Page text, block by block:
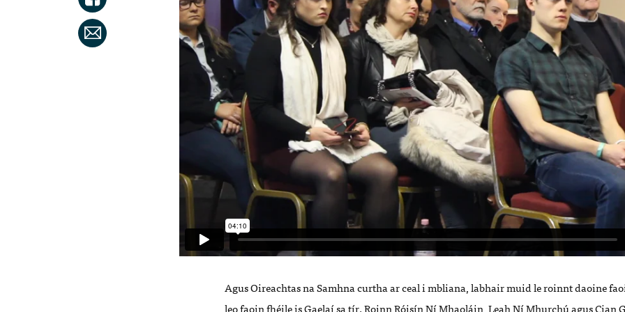
Agus Oireachtas na Samhna curtha ar ceal i mbliana, labhair muid le roinnt daoine
leo faoin fhéile is Gaelaí sa tír. Roinn Róisín Ní Mhaoláin, Leah Ní Mhurchú agus Cian